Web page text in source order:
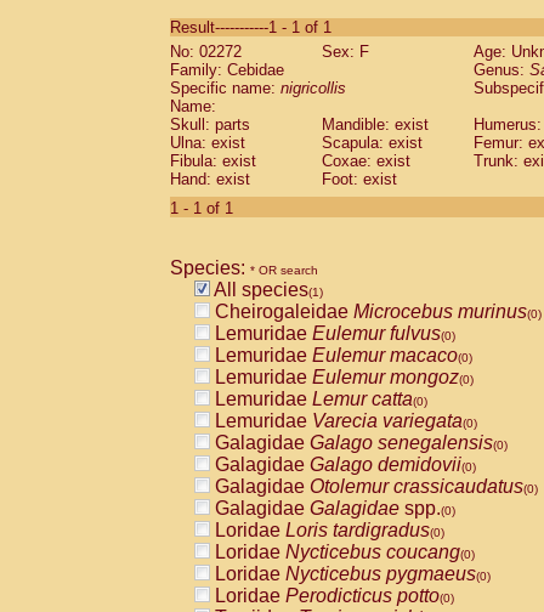
CebidaeSaguinus labiatus(0)
Cebidae Saguinus leucopus (0)
Cebidae
CebidaeSaguinus mystax
Cebidae Saguinus nigricollis (1)
Cebidae Saguinus oedipus
Cebidae Saguinus weddelli
Cebidae Saguinusspp.
Cebidae
CebidaeCebus capucinus
CebidaeCebus nigrivittatus
CebidaeCebus spp.(0)
CebidaeSaimiri boliviensis(0)
CebidaeSaimiri sciureus(0)
AtelidaeAlouatta caraya(0)
AtelidaeAlouatta fusca(0)
AtelidaeAlouatta seniculus(0)
AtelidaeAlouattaspp.(0)
AtelidaeAteles belzebuth(0)
AtelidaeAteles geoffroyi(0)
AtelidaeAteles paniscus(0)
AtelidaeAtelesspp.(0)
AtelidaeLagothrix lagothricha(0)
AtelidaeLagothrix lagothricha cana
PitheciidaeCacajao calvus
Result-----------1 - 1 of 1
No: 02272
Sex: F
Age:
Family: Cebidae
Genus:
Specific name: nigricollis
Name:
Skull: parts
Mandible: exist
Ulna: exist
Scapula: exist
Femur:
Fibula: exist
Coxae: exist
Trunk:
Hand: exist
Foot: exist
1 - 1 of 1
Species: * OR search
All species(1)
Cheirogaleidae Microcebus murinus(0)
Lemuridae Eulemur fulvus(0)
Lemuridae Eulemur macaco(0)
Lemuridae Eulemur mongoz(0)
Lemuridae Lemur catta(0)
Lemuridae Varecia variegata(0)
Galagidae Galago senegalensis(0)
Galagidae Galago demidovii(0)
Galagidae Otolemur crassicaudatus(0)
Galagidae Galagidae spp.(0)
Loridae Loris tardigradus(0)
Loridae Nycticebus coucang(0)
Loridae Nycticebus pygmaeus(0)
Loridae Perodicticus potto(0)